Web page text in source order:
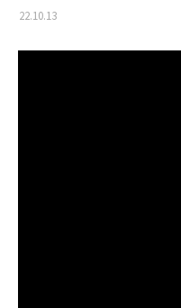
22.10.13